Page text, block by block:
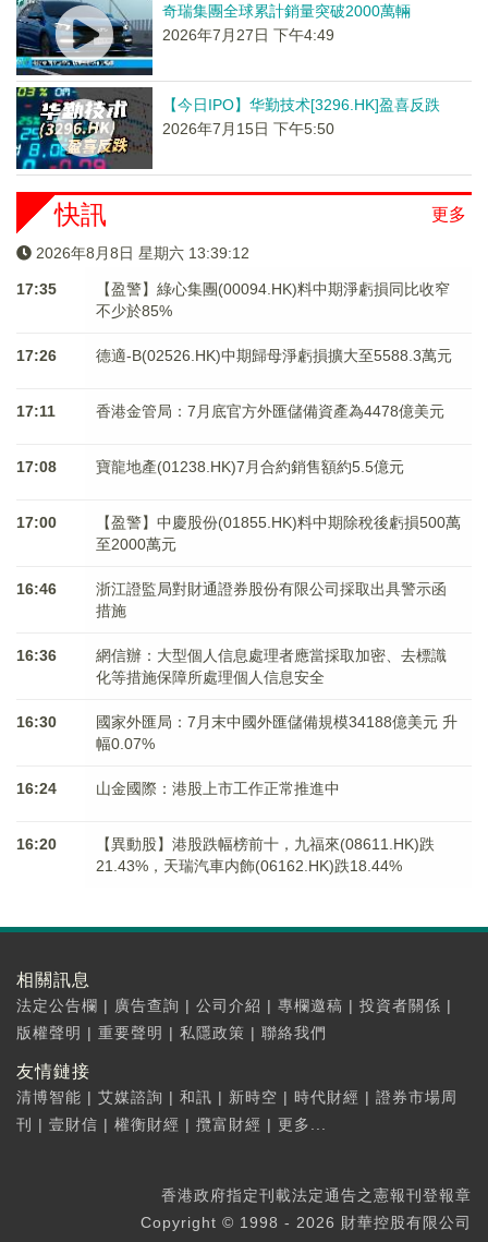
奇瑞集團全球累計銷量突破2000萬輛
2026年7月27日 下午4:49
【今日IPO】华勤技术[3296.HK]盈喜反跌
2026年7月15日 下午5:50
更多
快訊
2026年8月8日 星期六 13:39:13
17:35
【盈警】綠心集團(00094.HK)料中期淨虧損同比收窄
不少於85%
17:26 德適-B(02526.HK)中期歸母淨虧損擴大至5588.3萬元
17:11 香港金管局：7月底官方外匯儲備資產為4478億美元
17:08 寶龍地產(01238.HK)7月合約銷售額約5.5億元
17:00
【盈警】中慶股份(01855.HK)料中期除稅後虧損500萬
至2000萬元
16:46
浙江證監局對財通證券股份有限公司採取出具警示函
措施
16:36
網信辦：大型個人信息處理者應當採取加密、去標識
化等措施保障所處理個人信息安全
16:30
國家外匯局：7月末中國外匯儲備規模34188億美元 升
幅0.07%
16:24 山金國際：港股上市工作正常推進中
16:20
【異動股】港股跌幅榜前十，九福來(08611.HK)跌
21.43%，天瑞汽車内飾(06162.HK)跌18.44%
相關訊息
法定公告欄 | 廣告查詢 | 公司介紹 | 專欄邀稿 | 投資者關係 |
版權聲明 | 重要聲明 | 私隱政策 | 聯絡我們
友情鏈接
清博智能 | 艾媒諮詢 | 和訊 | 新時空 | 時代財經 | 證券市場周
刊
| 壹財信 | 權衡財經 | 攬富財經 | 更多...
香港政府指定刊載法定通告之憲報刊登報章
Copyright © 1998 - 2026 財華控股有限公司